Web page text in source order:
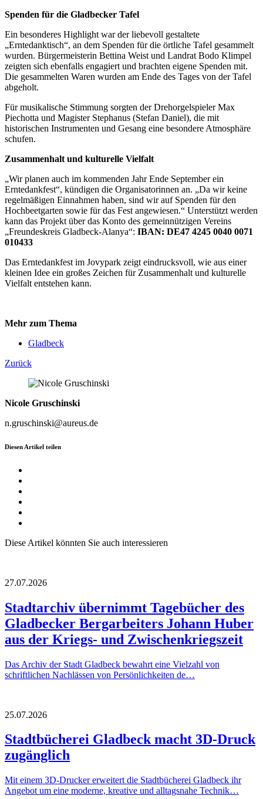
Spenden für die Gladbecker Tafel
Ein besonderes Highlight war der liebevoll gestaltete
„Erntedanktisch“, an dem Spenden für die örtliche Tafel gesammelt
wurden. Bürgermeisterin Bettina Weist und Landrat Bodo Klimpel
zeigten sich ebenfalls engagiert und brachten eigene Spenden mit.
Die gesammelten Waren wurden am Ende des Tages von der Tafel
abgeholt.
Für musikalische Stimmung sorgten der Drehorgelspieler Max
Piechotta und Magister Stephanus (Stefan Daniel), die mit
historischen Instrumenten und Gesang eine besondere Atmosphäre
schufen.
Zusammenhalt und kulturelle Vielfalt
„Wir planen auch im kommenden Jahr Ende September ein
Erntedankfest“, kündigen die Organisatorinnen an. „Da wir keine
regelmäßigen Einnahmen haben, sind wir auf Spenden für den
Hochbeetgarten sowie für das Fest angewiesen.“ Unterstützt werden
kann das Projekt über das Konto des gemeinnützigen Vereins
„Freundeskreis Gladbeck-Alanya“: IBAN: DE47 4245 0040 0071
010433
Das Erntedankfest im Jovypark zeigt eindrucksvoll, wie aus einer
kleinen Idee ein großes Zeichen für Zusammenhalt und kulturelle
Vielfalt entstehen kann.
Mehr zum Thema
Gladbeck
Zurück
Nicole Gruschinski
n.gruschinski@aureus.de
Diesen Artikel teilen
Diese Artikel könnten Sie auch interessieren
27.07.2026
Stadtarchiv übernimmt Tagebücher des
Gladbecker Bergarbeiters Johann Huber
aus der Kriegs- und Zwischenkriegszeit
Das Archiv der Stadt Gladbeck bewahrt eine Vielzahl von
schriftlichen Nachlässen von Persönlichkeiten de…
25.07.2026
Stadtbücherei Gladbeck macht 3D-Druck
zugänglich
Mit einem 3D-Drucker erweitert die Stadtbücherei Gladbeck ihr
Angebot um eine moderne, kreative und alltagsnahe Technik…